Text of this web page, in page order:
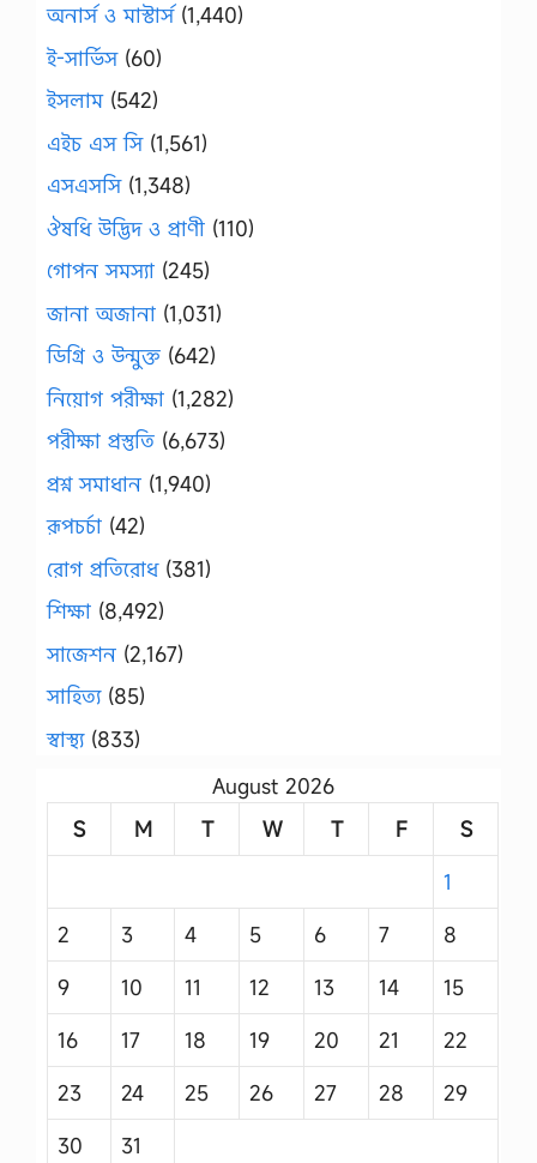
অনার্স ও মাস্টার্স(1,440)
ই-সার্ভিস(60)
ইসলাম(542)
এইচ এস সি(1,561)
এসএসসি(1,348)
ঔষধি উদ্ভিদ ও প্রাণী (110)
গোপন সমস্যা (245)
জানা অজানা (1,031)
ডিগ্রি ও উন্মুক্ত (642)
নিয়োগ পরীক্ষা (1,282)
পরীক্ষা প্রস্তুতি (6,673)
প্রশ্ন সমাধান (1,940)
রূপচর্চা (42)
রোগ প্রতিরোধ(381)
শিক্ষা (8,492)
সাজেশন (2,167)
সাহিত্য(85)
স্বাস্থ্য(833)
August 2026
S
M T W T F
S
1
2
3 4 5 6 7
8
9
10 11 12 13 14
15
16
17 18 19 20 21
22
23
24 25 26 27 28
29
30
31